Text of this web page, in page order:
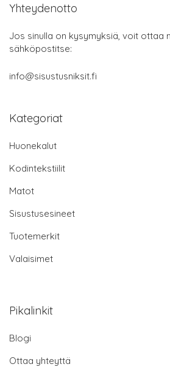
Yhteydenotto
Jos sinulla on kysymyksiä, voit ottaa
sähköpostitse:
info@sisustusniksit.fi
Kategoriat
Huonekalut
Kodintekstiilit
Matot
Sisustusesineet
Tuotemerkit
Valaisimet
Pikalinkit
Blogi
Ottaa yhteyttä